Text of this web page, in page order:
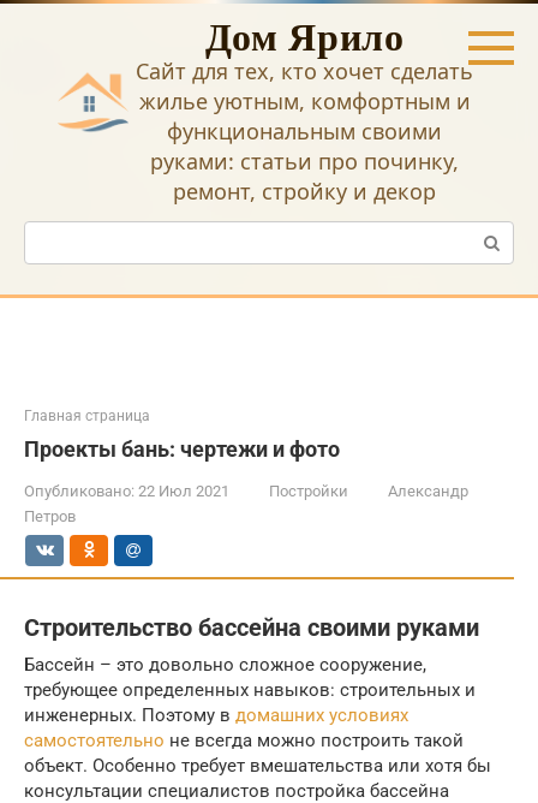
Перейти
Дом Ярило
Сайт для тех, кто хочет сделать
жилье уютным, комфортным и
функциональным своими
руками: статьи про починку,
ремонт, стройку и декор
Поиск:
Главная страница
Проекты бань: чертежи и фото
Опубликовано: 22 Июл 2021 Постройки
Александр
Петров
Строительство бассейна своими руками
Бассейн – это довольно сложное сооружение,
требующее определенных навыков: строительных и
инженерных. Поэтому в домашних условиях
самостоятельно не всегда можно построить такой
объект. Особенно требует вмешательства или хотя бы
консультации специалистов постройка бассейна